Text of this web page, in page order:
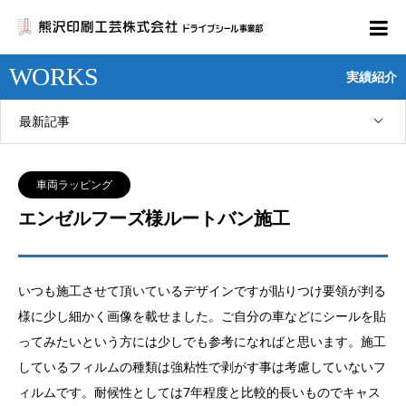
WORKS 実績紹介
最新記事
車両ラッピング
エンゼルフーズ様ルートバン施工
いつも施工させて頂いているデザインですが貼りつけ要領が判る
様に少し細かく画像を載せました。ご自分の車などにシールを貼
ってみたいという方には少しでも参考になればと思います。施工
しているフィルムの種類は強粘性で剥がす事は考慮していないフ
ィルムです。耐候性としては7年程度と比較的長いものでキャス